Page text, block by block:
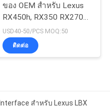
ของ OEM สําหรับ Lexus
RX450h, RX350 RX270
2016-2021 การบูรณาการ
CarPlay ไมล์ไร้สาย,
Android Auto, YouTube,
USD40-50/PCS MOQ:50
ติดต่อ
สําหรับ Lexus LBX